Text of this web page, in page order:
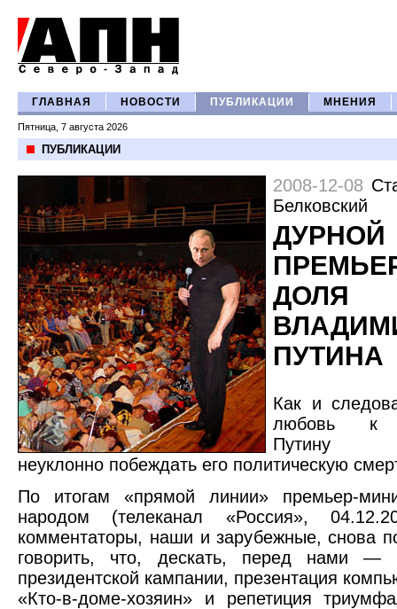
ГЛАВНАЯ НОВОСТИ ПУБЛИКАЦИИ МНЕНИЯ
Пятница, 7 августа 2026
ПУБЛИКАЦИИ
2008-12-08
Белковский
ДУРНОЙ
ДОЛЯ
ПУТИНА
Как и
любовь к
Путину
неуклонно побеждать его политическую
По итогам «прямой линии» премьер-
народом (телеканал «Россия»,
комментаторы, наши и зарубежные, снова
говорить, что, дескать, перед нами —
президентской кампании, презентация
«Кто-в-доме-хозяин» и репетиция